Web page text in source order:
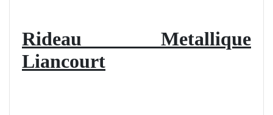
Rideau Metallique
Liancourt